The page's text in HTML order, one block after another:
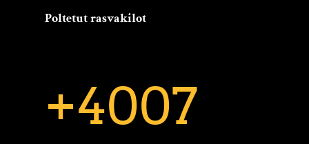
Poltetut rasvakilot
+4007